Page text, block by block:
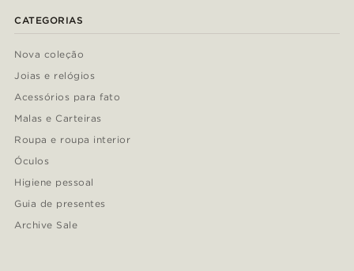
CATEGORIAS
Nova coleção
Joias e relógios
Acessórios para fato
Malas e Carteiras
Roupa e roupa interior
Óculos
Higiene pessoal
Guia de presentes
Archive Sale